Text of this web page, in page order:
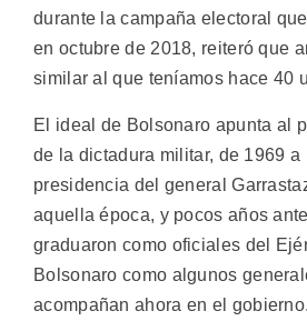
durante la campaña electoral
en octubre de 2018, reiteró que
similar al que teníamos hace 40
El ideal de Bolsonaro apunta al
de la dictadura militar, de 1969 a
presidencia del general
aquella época, y pocos años
graduaron como oficiales del
Bolsonaro como algunos
acompañan ahora en el gobierno.